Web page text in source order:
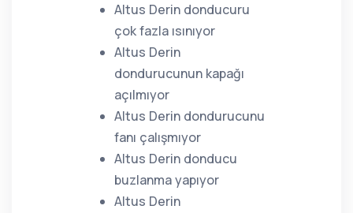
Altus Derin donducuru
çok fazla ısınıyor
Altus Derin
dondurucunun kapağı
açılmıyor
Altus Derin dondurucunu
fanı çalışmıyor
Altus Derin donducu
buzlanma yapıyor
Altus Derin